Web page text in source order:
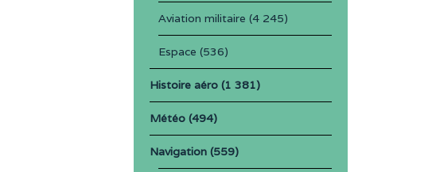
Aviation militaire (4 245)
Espace (536)
Histoire aéro(1 381)
Météo(494)
Navigation(559)